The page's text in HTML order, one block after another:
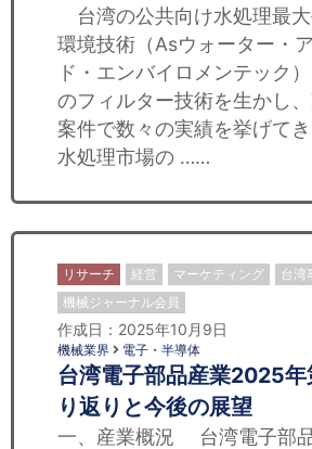
台湾の公共向け水処理最
環境技術（Asウォーター・
ド・エンバイロメンテック
のフィルター技術を生かし
案件で数々の実績を挙げて
水処理市場の ……
リサーチ 経営 マーケティング 台湾
機械ジャーナル会員
作成日：2025年10月9日
機械業界 電子・半導体
台湾電子部品産業2025
り返りと今後の展望
一、産業概況 台湾電子部